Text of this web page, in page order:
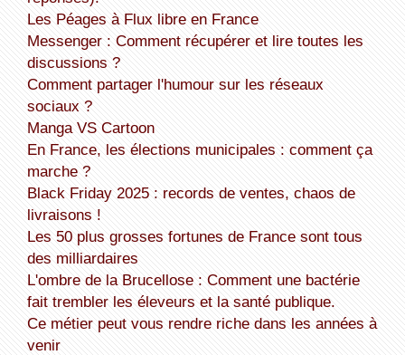
Les Péages à Flux libre en France
Messenger : Comment récupérer et lire toutes les
discussions ?
Comment partager l'humour sur les réseaux
sociaux ?
Manga VS Cartoon
En France, les élections municipales : comment ça
marche ?
Black Friday 2025 : records de ventes, chaos de
livraisons !
Les 50 plus grosses fortunes de France sont tous
des milliardaires
L'ombre de la Brucellose : Comment une bactérie
fait trembler les éleveurs et la santé publique.
Ce métier peut vous rendre riche dans les années à
venir